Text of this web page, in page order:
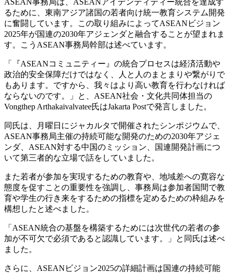
ASEAN事務局は、ASEANアイデンティティー統合を達成す
るために、東南アジア諸国の若者向け統一教育システム開発
に奮闘しています。この取り組みによってASEANビジョン
2025年が国連の2030年アジェンダと融合することが望まれま
す。こうASEAN事務局幹部は述べています。
「『ASEANコミュニティー』の統合プロセスは経済活動や
政治的安全保障だけではなく、人と人のまとまりや繋がりで
もあります。ですから、我々はより高い教育を行わなければ
ならないのです。」と、ASEAN社会・文化共同体担当の
Vongthep Arthakaivalvatee氏はJakarta Postで発言しました。
同氏は、月曜日にジャカルタで開催されたシンポジウムで、
ASEAN事務局主催の持続可能な開発のための2030年アジェ
ンダ、ASEAN対する中国のミッション、国連開発計画につ
いて第三者的な立場で話をしていました。
また若者が参加を実現するための教育や、地域差への寛容な
態度を促すことの重要性を強調し、事務局は参加者国間で教
育や学生の行き来をするための指標を定めるための枠組みを
構想したと述べました。
「ASEAN統合の基盤を構築するためには次世代の若者の参
加が不可欠で必須であると認識しています。」と同氏は述べ
ました。
さらに、ASEANビジョン2025の詳細計画は国連の持続可能